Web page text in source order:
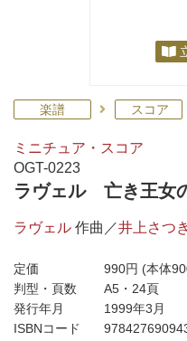
楽譜 スコア
ミニチュア・スコア
OGT-0223
ラヴェル 亡き王女
ラヴェル 作曲／井上さつき
定価 990円 (本体
判型・頁数
A5・24頁
発行年月
1999年3月
ISBNコード